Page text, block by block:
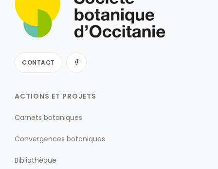
CONTACT
ACTIONS ET PROJETS
Carnets botaniques
Convergences botaniques
Bibliothèque